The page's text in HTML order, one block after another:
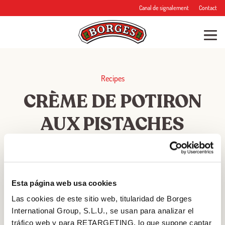
Esta página web usa cookies
Las cookies de este sitio web, titularidad de Borges
International Group, S.L.U., se usan para analizar el
tráfico web y para RETARGETING, lo que supone captar
Canal de signalement Contact
Recipes
CRÈME DE POTIRON
AUX PISTACHES
★★
RATING